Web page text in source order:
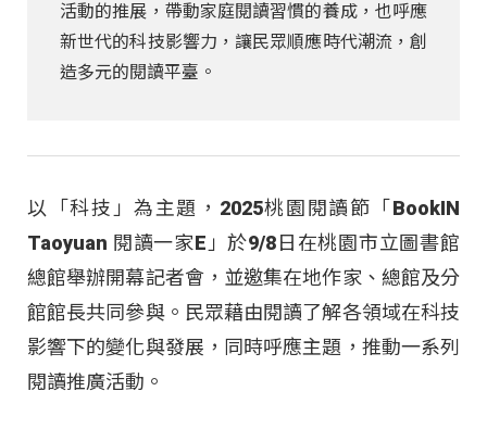
活動的推展，帶動家庭閱讀習慣的養成，也呼應
新世代的科技影響力，讓民眾順應時代潮流，創
造多元的閱讀平臺。
以「科技」為主題，2025桃園閱讀節「BookIN
Taoyuan 閱讀一家E」於9/8日在桃園市立圖書館
總館舉辦開幕記者會，並邀集在地作家、總館及分
館館長共同參與。民眾藉由閱讀了解各領域在科技
影響下的變化與發展，同時呼應主題，推動一系列
閱讀推廣活動。